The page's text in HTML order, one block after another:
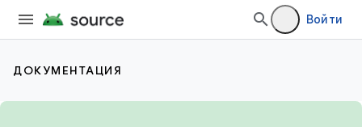
Войти
ДОКУМЕНТАЦИЯ